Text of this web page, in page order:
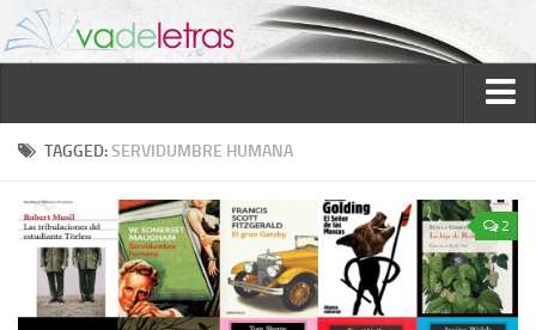
Inicio
Ver reseñas
Política de reseñas
Recomendados
TAGGED:SERVIDUMBRE HUMANA
2